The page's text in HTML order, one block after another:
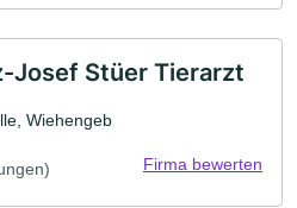
Josef Stüer Tierarzt
Wiehengeb
Firma bewerten